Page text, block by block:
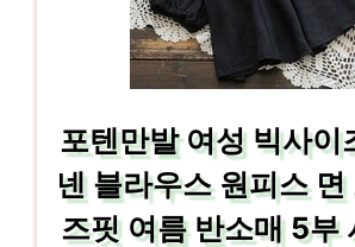
포텐만발 여성 빅사이
넨 블라우스 원피스 면
즈핏 여름 반소매 5부